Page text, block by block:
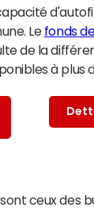
Le fonds
de la
à plus
ceux des